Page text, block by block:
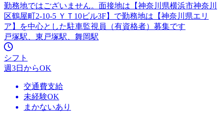
勤務地ではございません。面接地は【神奈川県横浜市神奈川
区鶴屋町2-10-5 ＹＴ10ビル3F】で勤務地は【神奈川県エリ
ア】を中心とした駐車監視員（有資格者）募集です
戸塚駅、東戸塚駅、舞岡駅
シフト
週3日からOK
交通費支給
未経験OK
まかないあり